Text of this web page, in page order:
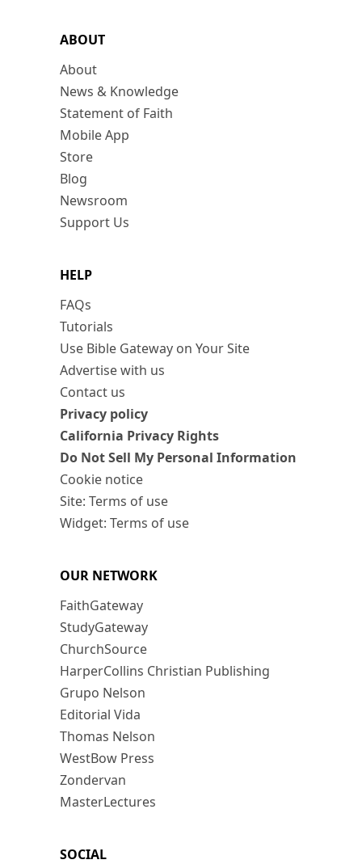
ABOUT
About
News & Knowledge
Statement of Faith
Mobile App
Store
Blog
Newsroom
Support Us
HELP
FAQs
Tutorials
Use Bible Gateway on Your Site
Advertise with us
Contact us
Privacy policy
California Privacy Rights
Do Not Sell My Personal Information
Cookie notice
Site: Terms of use
Widget: Terms of use
OUR NETWORK
FaithGateway
StudyGateway
ChurchSource
HarperCollins Christian Publishing
Grupo Nelson
Editorial Vida
Thomas Nelson
WestBow Press
Zondervan
MasterLectures
SOCIAL